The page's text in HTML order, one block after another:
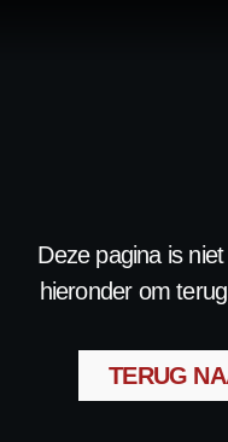
Deze pagina is
hieronder om
TERUG